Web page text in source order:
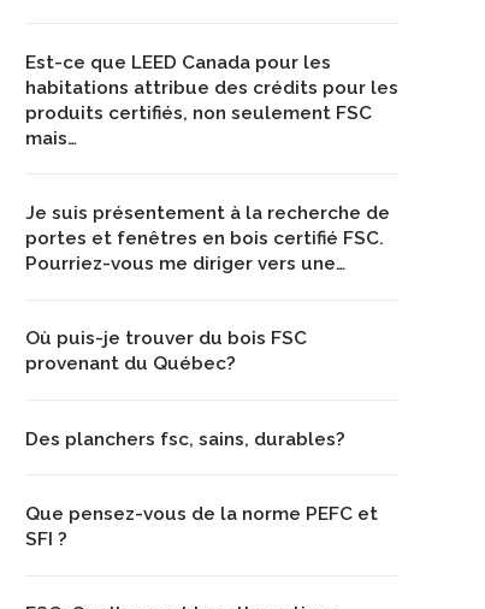
Est-ce que LEED Canada pour les
habitations attribue des crédits pour les
produits certifiés, non seulement FSC
mais…
Je suis présentement à la recherche de
portes et fenêtres en bois certifié FSC.
Pourriez-vous me diriger vers une…
Où puis-je trouver du bois FSC
provenant du Québec?
Des planchers fsc, sains, durables?
Que pensez-vous de la norme PEFC et
SFI ?